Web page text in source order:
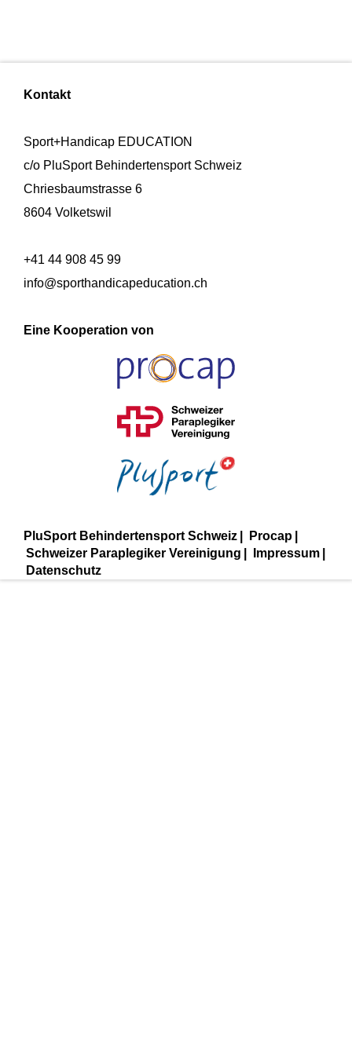
Kontakt
Sport+Handicap EDUCATION
c/o PluSport Behindertensport Schweiz
Chriesbaumstrasse 6
8604 Volketswil
+41 44 908 45 99
info@sporthandicapeducation.ch
Eine Kooperation von
PluSport Behindertensport Schweiz
Procap
Schweizer Paraplegiker Vereinigung
Impressum
Datenschutz